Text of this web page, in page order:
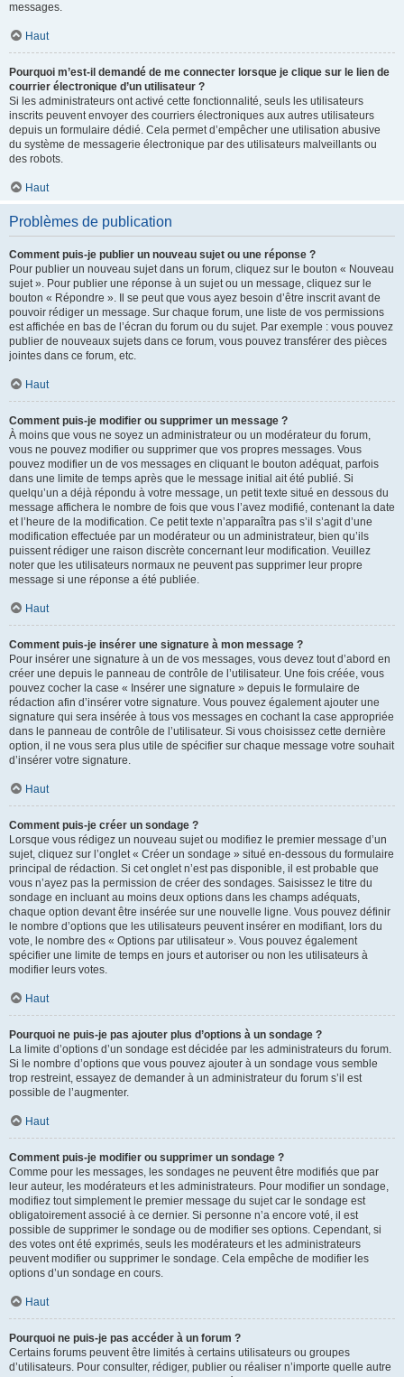
messages.
Haut
Pourquoi m’est-il demandé de me connecter lorsque je clique sur le lien de
courrier électronique d’un utilisateur ?
Si les administrateurs ont activé cette fonctionnalité, seuls les utilisateurs
inscrits peuvent envoyer des courriers électroniques aux autres utilisateurs
depuis un formulaire dédié. Cela permet d’empêcher une utilisation abusive
du système de messagerie électronique par des utilisateurs malveillants ou
des robots.
Haut
Problèmes de publication
Comment puis-je publier un nouveau sujet ou une réponse ?
Pour publier un nouveau sujet dans un forum, cliquez sur le bouton « Nouveau
sujet ». Pour publier une réponse à un sujet ou un message, cliquez sur le
bouton « Répondre ». Il se peut que vous ayez besoin d’être inscrit avant de
pouvoir rédiger un message. Sur chaque forum, une liste de vos permissions
est affichée en bas de l’écran du forum ou du sujet. Par exemple : vous pouvez
publier de nouveaux sujets dans ce forum, vous pouvez transférer des pièces
jointes dans ce forum, etc.
Haut
Comment puis-je modifier ou supprimer un message ?
À moins que vous ne soyez un administrateur ou un modérateur du forum,
vous ne pouvez modifier ou supprimer que vos propres messages. Vous
pouvez modifier un de vos messages en cliquant le bouton adéquat, parfois
dans une limite de temps après que le message initial ait été publié. Si
quelqu’un a déjà répondu à votre message, un petit texte situé en dessous du
message affichera le nombre de fois que vous l’avez modifié, contenant la date
et l’heure de la modification. Ce petit texte n’apparaîtra pas s’il s’agit d’une
modification effectuée par un modérateur ou un administrateur, bien qu’ils
puissent rédiger une raison discrète concernant leur modification. Veuillez
noter que les utilisateurs normaux ne peuvent pas supprimer leur propre
message si une réponse a été publiée.
Haut
Comment puis-je insérer une signature à mon message ?
Pour insérer une signature à un de vos messages, vous devez tout d’abord en
créer une depuis le panneau de contrôle de l’utilisateur. Une fois créée, vous
pouvez cocher la case « Insérer une signature » depuis le formulaire de
rédaction afin d’insérer votre signature. Vous pouvez également ajouter une
signature qui sera insérée à tous vos messages en cochant la case appropriée
dans le panneau de contrôle de l’utilisateur. Si vous choisissez cette dernière
option, il ne vous sera plus utile de spécifier sur chaque message votre souhait
d’insérer votre signature.
Haut
Comment puis-je créer un sondage ?
Lorsque vous rédigez un nouveau sujet ou modifiez le premier message d’un
sujet, cliquez sur l’onglet « Créer un sondage » situé en-dessous du formulaire
principal de rédaction. Si cet onglet n’est pas disponible, il est probable que
vous n’ayez pas la permission de créer des sondages. Saisissez le titre du
sondage en incluant au moins deux options dans les champs adéquats,
chaque option devant être insérée sur une nouvelle ligne. Vous pouvez définir
le nombre d’options que les utilisateurs peuvent insérer en modifiant, lors du
vote, le nombre des « Options par utilisateur ». Vous pouvez également
spécifier une limite de temps en jours et autoriser ou non les utilisateurs à
modifier leurs votes.
Haut
Pourquoi ne puis-je pas ajouter plus d’options à un sondage ?
La limite d’options d’un sondage est décidée par les administrateurs du forum.
Si le nombre d’options que vous pouvez ajouter à un sondage vous semble
trop restreint, essayez de demander à un administrateur du forum s’il est
possible de l’augmenter.
Haut
Comment puis-je modifier ou supprimer un sondage ?
Comme pour les messages, les sondages ne peuvent être modifiés que par
leur auteur, les modérateurs et les administrateurs. Pour modifier un sondage,
modifiez tout simplement le premier message du sujet car le sondage est
obligatoirement associé à ce dernier. Si personne n’a encore voté, il est
possible de supprimer le sondage ou de modifier ses options. Cependant, si
des votes ont été exprimés, seuls les modérateurs et les administrateurs
peuvent modifier ou supprimer le sondage. Cela empêche de modifier les
options d’un sondage en cours.
Haut
Pourquoi ne puis-je pas accéder à un forum ?
Certains forums peuvent être limités à certains utilisateurs ou groupes
d’utilisateurs. Pour consulter, rédiger, publier ou réaliser n’importe quelle autre